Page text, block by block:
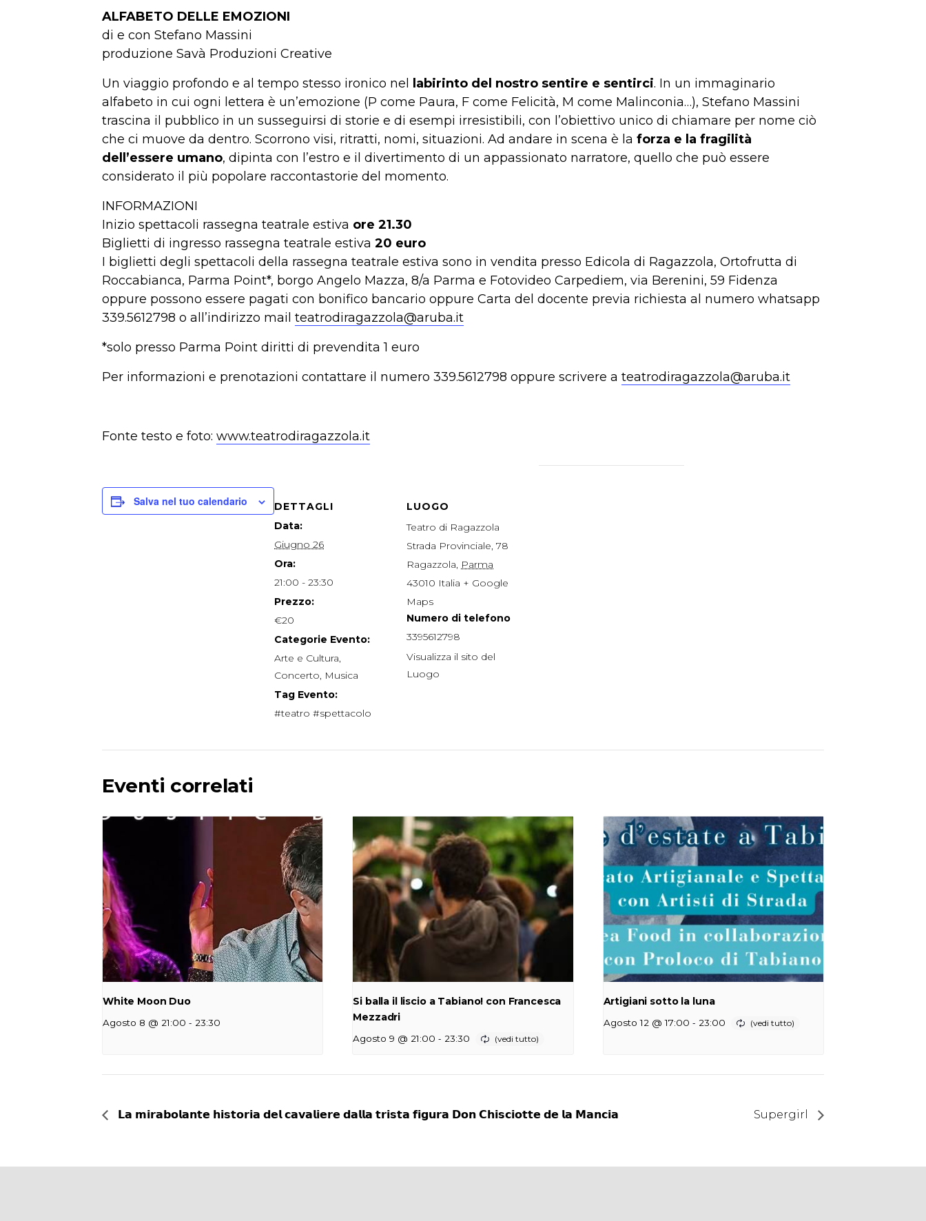
ALFABETO DELLE EMOZIONI
di e con Stefano Massini
produzione Savà Produzioni Creative
Un viaggio profondo e al tempo stesso ironico nel
labirinto del nostro sentire e sentirci. In un immaginario
alfabeto in cui ogni lettera è un’emozione (P come Paura, F come Felicità, M come Malinconia…), Stefano Massini
trascina il pubblico in un susseguirsi di storie e di esempi irresistibili, con l’obiettivo unico di chiamare per nome ciò
che ci muove da dentro. Scorrono visi, ritratti, nomi, situazioni. Ad andare in scena è la forza e la fragilità
dell’essere umano, dipinta con l’estro e il divertimento di un appassionato narratore, quello che può essere
considerato il più popolare raccontastorie del momento.
INFORMAZIONI
Inizio spettacoli rassegna teatrale estiva ore 21.30
Biglietti di ingresso rassegna teatrale estiva 20 euro
I biglietti degli spettacoli della rassegna teatrale estiva sono in vendita presso Edicola di Ragazzola, Ortofrutta di
Roccabianca, Parma Point*, borgo Angelo Mazza, 8/a Parma e Fotovideo Carpediem, via Berenini, 59 Fidenza
oppure possono essere pagati con bonifico bancario oppure Carta del docente previa richiesta al numero whatsapp
339.5612798 o all’indirizzo mail teatrodiragazzola@aruba.it
*solo presso Parma Point diritti di prevendita 1 euro
Per informazioni e prenotazioni contattare il numero 339.5612798 oppure scrivere a teatrodiragazzola@aruba.it
Fonte testo e foto: www.teatrodiragazzola.it
Salva nel tuo calendario
DETTAGLI
Data:
Giugno 26
Ora:
21:00 - 23:30
Prezzo:
€20
Categorie Evento:
Arte e Cultura,
Concerto, Musica
Tag Evento:
#teatro #spettacolo
LUOGO
Teatro di Ragazzola
Strada Provinciale, 78
Ragazzola, Parma
43010 Italia + Google
Maps
Numero di telefono
3395612798
Visualizza il sito del
Luogo
Eventi correlati
White Moon Duo
Agosto 8 @ 21:00 - 23:30
Si balla il liscio a Tabiano! con Francesca
Mezzadri
Agosto 9 @ 21:00 - 23:30
Artigiani sotto la luna
Agosto 12 @ 17:00 - 23:00
𝗟𝗮 𝗺𝗶𝗿𝗮𝗯𝗼𝗹𝗮𝗻𝘁𝗲 𝗵𝗶𝘀𝘁𝗼𝗿𝗶𝗮 𝗱𝗲𝗹 𝗰𝗮𝘃𝗮𝗹𝗶𝗲𝗿𝗲 𝗱𝗮𝗹𝗹𝗮 𝘁𝗿𝗶𝘀𝘁𝗮 𝗳𝗶𝗴𝘂𝗿𝗮 𝗗𝗼𝗻 𝗖𝗵𝗶𝘀𝗰𝗶𝗼𝘁𝘁𝗲 𝗱𝗲 𝗹𝗮 𝗠𝗮𝗻𝗰𝗶𝗮 Supergirl